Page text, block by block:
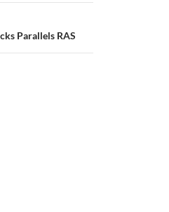
Parallels RAS